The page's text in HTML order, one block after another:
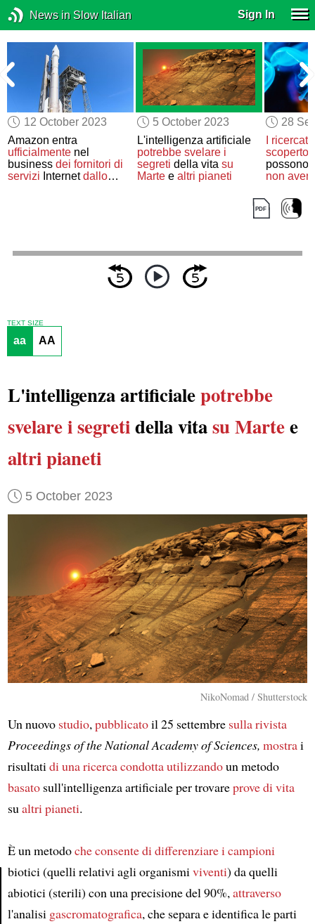
News in Slow Italian Sign In
12 October 2023
Amazon entra
ufficialmente nel
businessdei fornitori di
servizi Internetdallo
5 October 2023
L'intelligenza artificiale
potrebbe svelare i
segreti della vita su
Martee altri pianeti
28
I
scoperto
possono
non
Article
TEXT SIZE
aa AA
L'intelligenza artificialepotrebbe
svelarei segretidella vitasu Martee
altri pianeti
5 October 2023
NikoNomad / Shutterstock
Un nuovo studio, pubblicatoil 25 settembre sulla rivista
Proceedings of the National Academy of Sciences, mostrai
risultati di una ricercacondottautilizzandoun metodo
basatosull'intelligenza artificiale per trovareprove di vita
su altri pianeti.
È un metodoche consente di differenziarei campioni
biotici (quelli relativi agli organismi viventi) da quelli
abiotici (sterili) con una precisione del 90%, attraverso
l'analisi gascromatografica, che separa e identifica le parti